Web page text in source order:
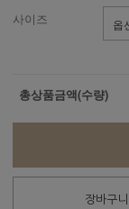
사이즈
총상품금액(수량)
장바구니